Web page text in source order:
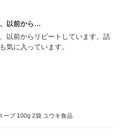
以前から…
以前からリピートしています。詰
気に入っています。
プ 100g 2袋 ユウキ食品